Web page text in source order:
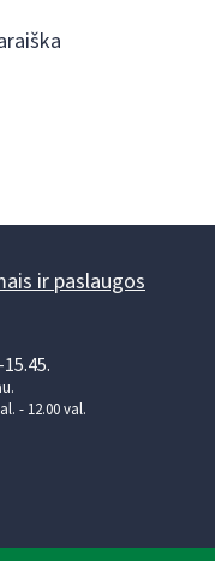
ir paslaugos
- 12.00 val.